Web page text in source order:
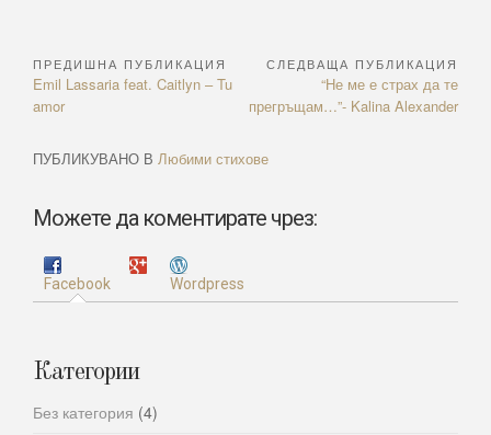
Навигация
ПРЕДИШНА ПУБЛИКАЦИЯ
Previous
Article:
Emil Lassaria feat. Caitlyn – Tu
amor
СЛЕДВАЩА ПУБЛИКАЦИЯ
Next
Article:
“Не ме е страх да те
прегръщам…”- Kalina Alexander
ПУБЛИКУВАНО В Любими стихове
Можете да коментирате чрез:
Facebook Wordpress
Категории
Без категория (4)